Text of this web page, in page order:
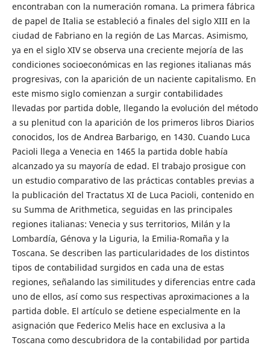
encontraban con la numeración romana. La primera fábrica
de papel de Italia se estableció a finales del siglo XIII en la
ciudad de Fabriano en la región de Las Marcas. Asimismo,
ya en el siglo XIV se observa una creciente mejoría de las
condiciones socioeconómicas en las regiones italianas más
progresivas, con la aparición de un naciente capitalismo. En
este mismo siglo comienzan a surgir contabilidades
llevadas por partida doble, llegando la evolución del método
a su plenitud con la aparición de los primeros libros Diarios
conocidos, los de Andrea Barbarigo, en 1430. Cuando Luca
Pacioli llega a Venecia en 1465 la partida doble había
alcanzado ya su mayoría de edad. El trabajo prosigue con
un estudio comparativo de las prácticas contables previas a
la publicación del Tractatus XI de Luca Pacioli, contenido en
su Summa de Arithmetica, seguidas en las principales
regiones italianas: Venecia y sus territorios, Milán y la
Lombardía, Génova y la Liguria, la Emilia-Romaña y la
Toscana. Se describen las particularidades de los distintos
tipos de contabilidad surgidos en cada una de estas
regiones, señalando las similitudes y diferencias entre cada
uno de ellos, así como sus respectivas aproximaciones a la
partida doble. El artículo se detiene especialmente en la
asignación que Federico Melis hace en exclusiva a la
Toscana como descubridora de la contabilidad por partida